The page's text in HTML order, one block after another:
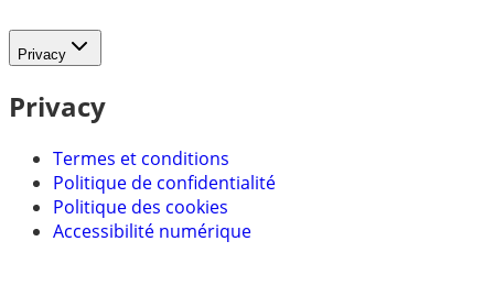
Privacy
Privacy
Termes et conditions
Politique de confidentialité
Politique des cookies
Accessibilité numérique